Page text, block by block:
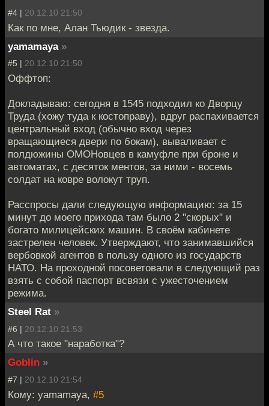
#4 | 20.12.10 21:50
Как по мне, Алан Тьюдик - звезда.
yamamaya »
#5 | 20.12.10 21:50
Оффтоп:
Докладываю: сегодня в 1545 подходил ко Дворцу
Труда (хожу туда к костоправу), вдруг распахивается
центральный вход (обычно вход через
вращающиеся двери по бокам), вываливает с
полдюжины ОМОНовцев в камуфле при броне и
автоматах, с десяток ментов, за ними - восемь
солдат на ковре волокут труп.
Расспросы дали следующую информацию: за 15
минут до моего прихода там было 2 "скорых" и
богато милицейских машин. В своём кабинете
застрелен человек. Утверждают, что занимавшийся
вербовкой агентов в пользу одного из государств
НАТО. На проходной посоветовали в следующий раз
взять с собой паспорт всвязи с ужесточением
режима.
Steel Rat »
#6 | 20.12.10 21:53
А что такое "наработка"?
Goblin »
#7 | 20.12.10 21:54
Кому: yamamaya, #5